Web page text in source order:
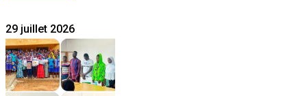
29 juillet 2026